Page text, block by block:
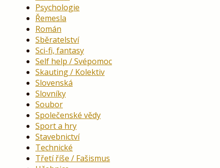
Psychologie
Řemesla
Román
Sběratelství
Sci-fi, fantasy
Self help / Svépomoc
Skauting / Kolektiv
Slovenská
Slovníky
Soubor
Společenské vědy
Sport a hry
Stavebnictví
Technické
Třetí říše / Fašismus